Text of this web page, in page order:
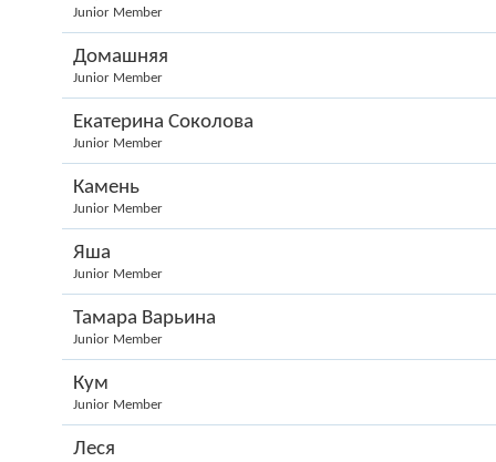
Junior Member
Домашняя
Junior Member
Екатерина Соколова
Junior Member
Камень
Junior Member
Яша
Junior Member
Тамара Варьина
Junior Member
Кум
Junior Member
Леся